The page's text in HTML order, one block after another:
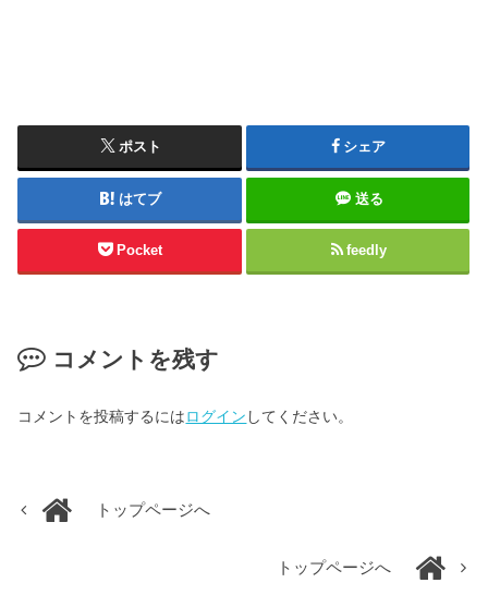
ポスト シェア
はてブ 送る
Pocket feedly
コメントを残す
コメントを投稿するにはログイン してください。
トップページへ
トップページへ